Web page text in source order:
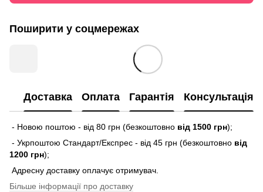
Поширити у соцмережах
Доставка Оплата Гарантія Консультація
- Новою поштою - від 80 грн (безкоштовно від 1500 грн);
- Укрпоштою Стандарт/Експрес - від 45 грн (безкоштовно від
1200 грн);
Адресну доставку оплачує отримувач.
Більше інформації про доставку